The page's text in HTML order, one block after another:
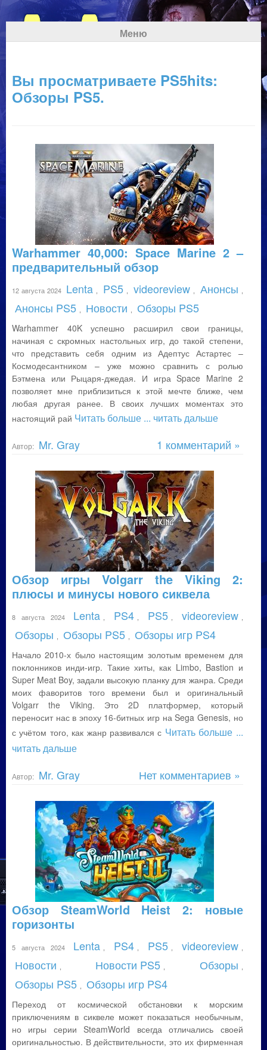
Меню
Вы просматриваете PS5hits:
Обзоры PS5.
Warhammer 40,000: Space Marine 2 –
предварительный обзор
12 августа 2024 Lenta PS5 videoreview Анонсы
Анонсы PS5 Новости Обзоры PS5
Warhammer 40K успешно расширил свои границы,
начиная с скромных настольных игр, до такой степени,
что представить себя одним из Адептус Астартес –
Космодесантником – уже можно сравнить с ролью
Бэтмена или Рыцаря-джедая. И игра Space Marine 2
позволяет мне приблизиться к этой мечте ближе, чем
любая другая ранее. В своих лучших моментах это
настоящий рай Читать больше ... читать дальше
Автор: Mr. Gray 1 комментарий »
Обзор игры Volgarr the Viking 2:
плюсы и минусы нового сиквела
8 августа 2024 Lenta PS4 PS5 videoreview
Обзоры Обзоры PS5 Обзоры игр PS4
Начало 2010-х было настоящим золотым временем для
поклонников инди-игр. Такие хиты, как Limbo, Bastion и
Super Meat Boy, задали высокую планку для жанра. Среди
моих фаворитов того времени был и оригинальный
Volgarr the Viking. Это 2D платформер, который
переносит нас в эпоху 16-битных игр на Sega Genesis, но
с учётом того, как жанр развивался с Читать больше ...
читать дальше
Автор: Mr. Gray Нет комментариев »
Обзор SteamWorld Heist 2: новые
горизонты
5 августа 2024 Lenta PS4 PS5 videoreview
Новости Новости PS5 Обзоры
Обзоры PS5 Обзоры игр PS4
Переход от космической обстановки к морским
приключениям в сиквеле может показаться необычным,
но игры серии SteamWorld всегда отличались своей
оригинальностью. В действительности, это их фирменная